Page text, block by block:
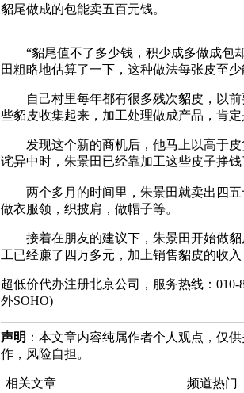
貂尾做成的包能卖五百元钱。
“貂尾值不了多少钱，积少成多做成包
田粗略地估算了一下，这种做法每张皮至少
自己村里每年都有很多残次貂皮，以前
些貂皮收集起来，加工处理做成产品，肯定
发现这个新的商机后，他马上以高于皮
诧异中时，朱景田已经靠加工这些皮子挣钱
两个多月的时间里，朱景田就卖出四五
做衣服领，织披肩，做帽子等。
接着在朋友的建议下，朱景田开始做貂
工已经赚了四万多元，加上销售貂皮的收入
超低价代办注册北京公司，服务热线：010-
外SOHO)
声明 ：本文章内容纯属作者个人观点，仅
作，风险自担。
相关文章
频道热门